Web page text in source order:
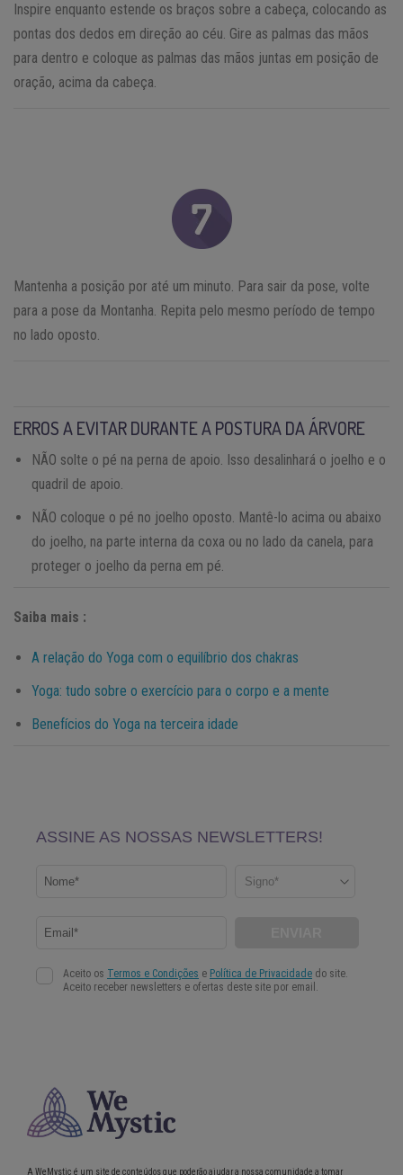
Inspire enquanto estende os braços sobre a cabeça, colocando as
pontas dos dedos em direção ao céu. Gire as palmas das mãos
para dentro e coloque as palmas das mãos juntas em posição de
oração, acima da cabeça.
Mantenha a posição por até um minuto. Para sair da pose, volte
para a pose da Montanha. Repita pelo mesmo período de tempo
no lado oposto.
ERROS A EVITAR DURANTE A POSTURA DA ÁRVORE
NÃO solte o pé na perna de apoio. Isso desalinhará o joelho e o
quadril de apoio.
NÃO coloque o pé no joelho oposto. Mantê-lo acima ou abaixo
do joelho, na parte interna da coxa ou no lado da canela, para
proteger o joelho da perna em pé.
Saiba mais :
A relação do Yoga com o equilíbrio dos chakras
Yoga: tudo sobre o exercício para o corpo e a mente
Benefícios do Yoga na terceira idade
A WeMystic é um site de conteúdos que poderão ajudar a nossa comunidade a tomar